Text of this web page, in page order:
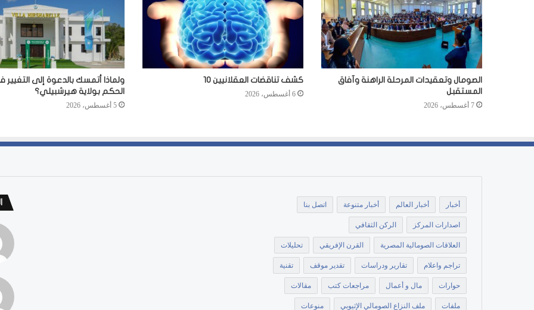
الصومال وتعقيدات المرحلة الراهنة وآفاق
المستقبل
7 أغسطس، 2026
كشف تناقضات العقلانيين 10
6 أغسطس، 2026
ولماذا أتمسك بالدعوة إلى
الحكم بولاية هيرشبيلي؟
5 أغسطس، 2026
أخبار أخبار العالم أخبار متنوعة اتصل بنا
اصدارات المركز الركن الثقافي
العلاقات الصومالية المصرية القرن الإفريقي تحليلات
تراجم واعلام تقارير ودراسات تقدير موقف تقنية
حوارات مال و أعمال مراجعات كتب مقالات
ملفات ملف النزاع الصومالي الإثيوبي منوعات